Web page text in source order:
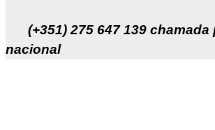
(+351) 275 647 139 chamada
nacional